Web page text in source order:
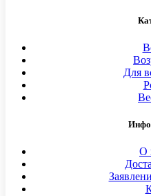
Для
О